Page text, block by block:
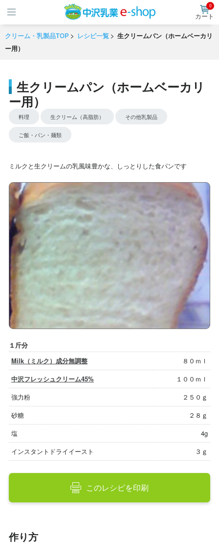
0
カート
クリーム・乳製品TOP レシピ一覧
生クリームパン（ホームベーカリ
ー用）
生クリームパン（ホームベーカリ
ー用）
料理 生クリーム（高脂肪） その他乳製品
ご飯・パン・麺類
ミルクと生クリームの乳風味豊かな、しっとりした食パンです
１斤分
Milk（ミルク）成分無調整
８０ｍｌ
中沢フレッシュクリーム45%
１００ｍｌ
強力粉
２５０ｇ
砂糖
２８ｇ
塩
4g
インスタントドライイースト
３ｇ
このレシピを印刷
作り方